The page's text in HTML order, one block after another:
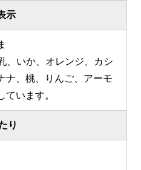
示
、いか、オレンジ、カシ
ナ、桃、りんご、アーモ
ています。
り